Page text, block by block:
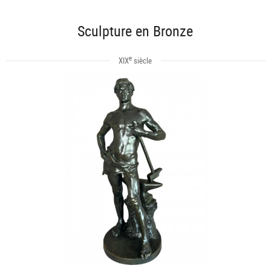
Sculpture en Bronze
XIXe siècle